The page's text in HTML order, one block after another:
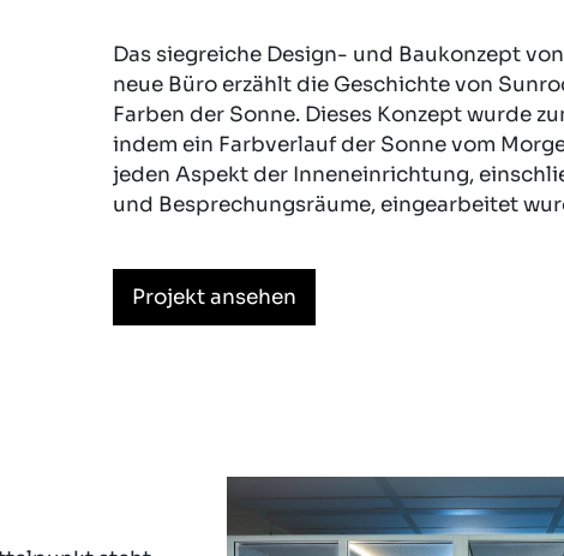
Das siegreiche Design- und Baukonzept
neue Büro erzählt die Geschichte von
Farben der Sonne. Dieses Konzept wurde
indem ein Farbverlauf der Sonne vom
jeden Aspekt der Inneneinrichtung,
und Besprechungsräume, eingearbeitet
Projekt ansehen